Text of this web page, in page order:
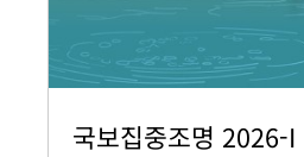
국보집중조명 2026-I